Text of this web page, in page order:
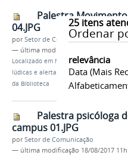
25itens
Ordenar
relevância
Data (mais
Palestra
04.JPG
porSetor de Comunicação
— última modificação
Localizado em Notícias /Orientações,
lúdicas e alerta contra as drogas
da Biblioteca
Palestra psicóloga
campus 01.JPG
porSetor de Comunicação
— última modificação 18/08/2017